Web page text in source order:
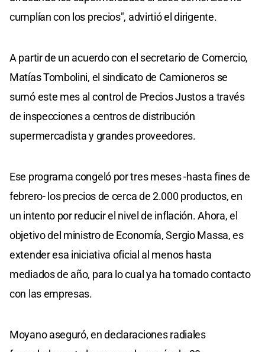
cumplían con los precios", advirtió el dirigente.
A partir de un acuerdo con el secretario de Comercio,
Matías Tombolini, el sindicato de Camioneros se
sumó este mes al control de Precios Justos a través
de inspecciones a centros de distribución
supermercadista y grandes proveedores.
Ese programa congeló por tres meses -hasta fines de
febrero- los precios de cerca de 2.000 productos, en
un intento por reducir el nivel de inflación. Ahora, el
objetivo del ministro de Economía, Sergio Massa, es
extender esa iniciativa oficial al menos hasta
mediados de año, para lo cual ya ha tomado contacto
con las empresas.
Moyano aseguró, en declaraciones radiales